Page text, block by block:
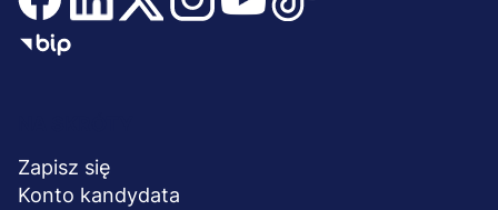
stopka
Zapisz się
Konto kandydata